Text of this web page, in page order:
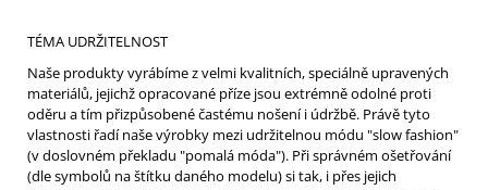
TÉMA UDRŽITELNOST
Naše produkty vyrábíme z velmi kvalitních, speciálně upravených
materiálů, jejichž opracované příze jsou extrémně odolné proti
oděru a tím přizpůsobené častému nošení i údržbě. Právě tyto
vlastnosti řadí naše výrobky mezi udržitelnou módu "slow fashion"
(v doslovném překladu "pomalá móda"). Při správném ošetřování
(dle symbolů na štítku daného modelu) si tak, i přes jejich